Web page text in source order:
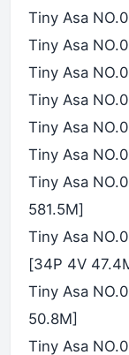
Tiny Asa
Tiny Asa
Tiny Asa
Tiny Asa
Tiny Asa
Tiny Asa
Tiny Asa
581.5M]
Tiny Asa
[34P 4V
Tiny Asa
50.8M]
Tiny Asa